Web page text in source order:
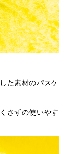
た素材のパスケ
さずの使いやす